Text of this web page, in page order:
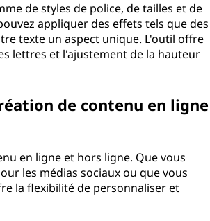
de styles de police, de tailles et de
appliquer des effets tels que des
texte un aspect unique. L'outil offre
lettres et l'ajustement de la hauteur
de contenu en ligne
en ligne et hors ligne. Que vous
les médias sociaux ou que vous
la flexibilité de personnaliser et